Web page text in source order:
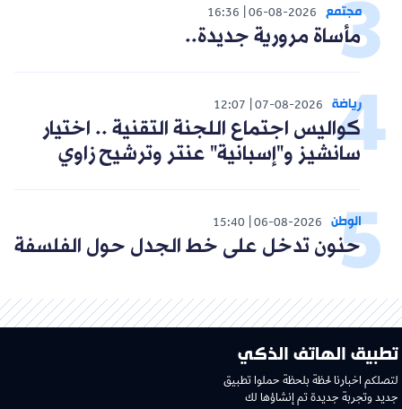
مجتمع 06-08-2026
16:36
مأساة مرورية جديدة..
رياضة 07-08-2026
12:07
كواليس اجتماع اللجنة التقنية .. اختيار
سانشيز و"إسبانية" عنتر وترشيح زاوي
الوطن 06-08-2026
15:40
حنون تدخل على خط الجدل حول الفلسفة
تطبيق الهاتف الذكي
لتصلكم اخبارنا لحظة بلحظة حملوا تطبيق
جديد وتجربة جديدة تم إنشاؤها لك